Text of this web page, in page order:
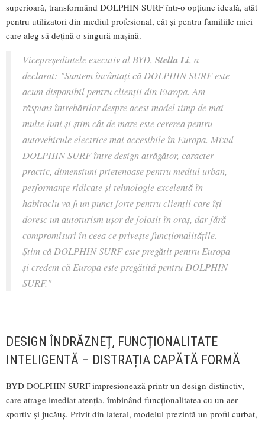
superioară, transformând DOLPHIN SURF într-o opțiune ideală, atât
pentru utilizatori din mediul profesional, cât și pentru familiile mici
care aleg să dețină o singură mașină.
Vicepreședintele executiv al BYD, Stella Li, a
declarat: "Suntem încântați că DOLPHIN SURF este
acum disponibil pentru clienții din Europa. Am
răspuns întrebărilor despre acest model timp de mai
multe luni și știm cât de mare este cererea pentru
autovehicule electrice mai accesibile în Europa. Mixul
DOLPHIN SURF între design atrăgător, caracter
practic, dimensiuni prietenoase pentru mediul urban,
performanțe ridicate și tehnologie excelentă în
habitaclu va fi un punct forte pentru clienții care își
doresc un autoturism ușor de folosit în oraș, dar fără
compromisuri în ceea ce privește funcționalitățile.
Știm că DOLPHIN SURF este pregătit pentru Europa
și credem că Europa este pregătită pentru DOLPHIN
SURF."
DESIGN ÎNDRĂZNEȚ, FUNCȚIONALITATE
INTELIGENTĂ – DISTRAȚIA CAPĂTĂ FORMĂ
BYD DOLPHIN SURF impresionează printr-un design distinctiv,
care atrage imediat atenția, îmbinând funcționalitatea cu un aer
sportiv și jucăuș. Privit din lateral, modelul prezintă un profil curbat,